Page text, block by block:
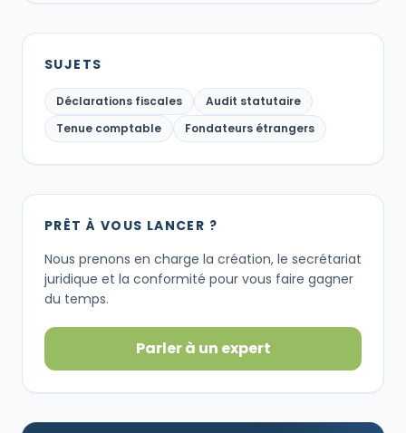
SUJETS
Déclarations fiscales
Audit statutaire
Tenue comptable
Fondateurs étrangers
PRÊT À VOUS LANCER ?
Nous prenons en charge la création, le secrétariat
juridique et la conformité pour vous faire gagner
du temps.
Parler à un expert